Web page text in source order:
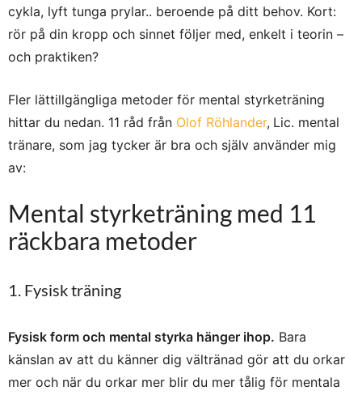
cykla, lyft tunga prylar.. beroende på ditt behov. Kort:
rör på din kropp och sinnet följer med, enkelt i teorin –
och praktiken?
Fler lättillgängliga metoder för mental styrketräning
hittar du nedan. 11 råd från Olof Röhlander, Lic. mental
tränare, som jag tycker är bra och själv använder mig
av:
Mental styrketräning med 11
räckbara metoder
1. Fysisk träning
Fysisk form och mental styrka hänger ihop. Bara
känslan av att du känner dig vältränad gör att du orkar
mer och när du orkar mer blir du mer tålig för mentala